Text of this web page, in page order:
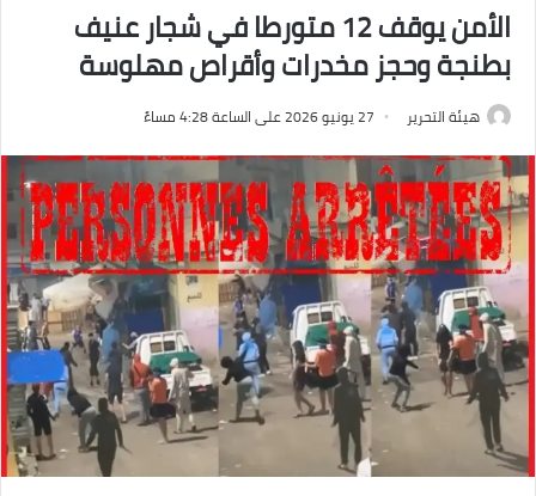
الأمن يوقف 12 متورطا في شجار عنيف
بطنجة وحجز مخدرات وأقراص مهلوسة
هيئة التحرير 27 يونيو 2026 على الساعة 4:28 مساءً